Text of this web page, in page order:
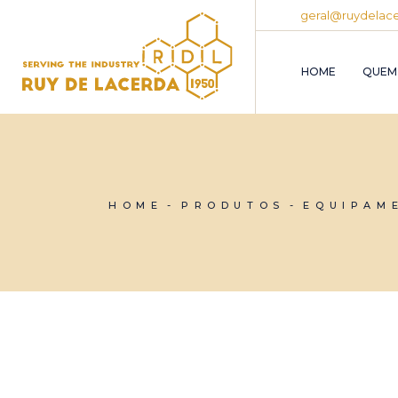
HOME
HOME PRODUTOS